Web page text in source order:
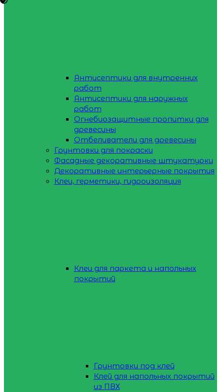
Антисептики для внутренних
работ
Антисептики для наружных
работ
Огнебиозащитные пропитки для
древесины
Отбеливатели для древесины
Грунтовки для покраски
Фасадные декоративные штукатурки
Декоративные интерьерные покрытия
Клеи, герметики, гидроизоляция
Клеи для паркета и напольных
покрытий
Грунтовки под клей
Клей для напольных покрытий
из ПВХ